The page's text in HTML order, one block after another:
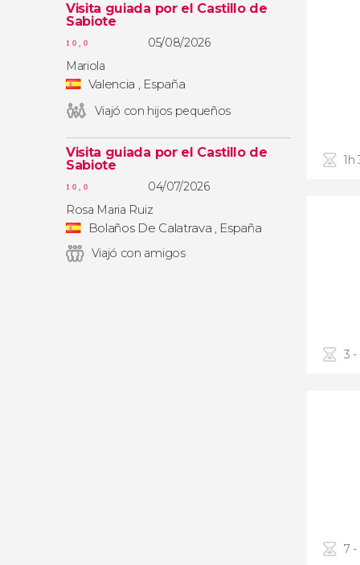
Visita guiada por el Castillo de
Sabiote
10,0
05/08/2026
Mariola
Valencia , España
Viajó con hijos pequeños
Visita guiada por el Castillo de
Sabiote
10,0
04/07/2026
Rosa Maria Ruiz
Bolaños De Calatrava , España
Viajó con amigos
1h
3 -
7 -